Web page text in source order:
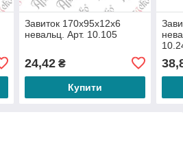
Завиток 170х95х12х6
невальц. Арт. 10.105
24,42₴
Купити